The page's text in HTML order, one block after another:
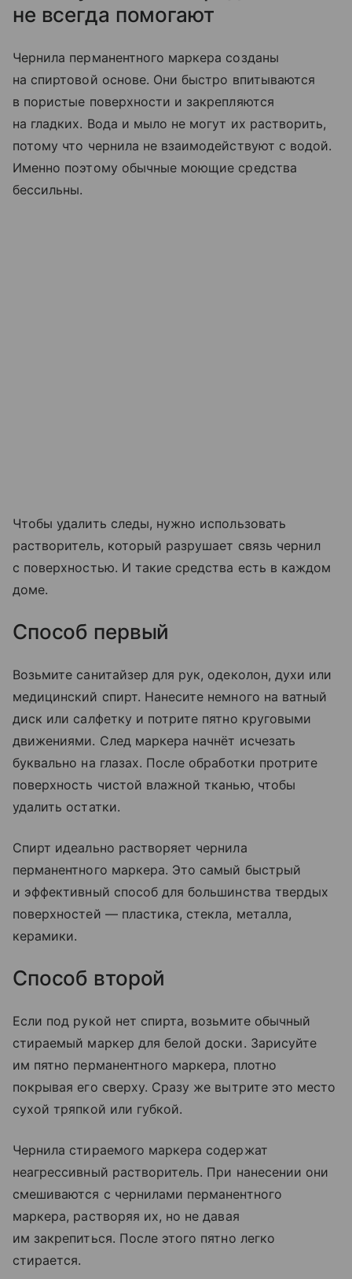
не всегда помогают
Чернила перманентного маркера созданы
на спиртовой основе. Они быстро впитываются
в пористые поверхности и закрепляются
на гладких. Вода и мыло не могут их растворить,
потому что чернила не взаимодействуют с водой.
Именно поэтому обычные моющие средства
бессильны.
Чтобы удалить следы, нужно использовать
растворитель, который разрушает связь чернил
с поверхностью. И такие средства есть в каждом
доме.
Способ первый
Возьмите санитайзер для рук, одеколон, духи или
медицинский спирт. Нанесите немного на ватный
диск или салфетку и потрите пятно круговыми
движениями. След маркера начнёт исчезать
буквально на глазах. После обработки протрите
поверхность чистой влажной тканью, чтобы
удалить остатки.
Спирт идеально растворяет чернила
перманентного маркера. Это самый быстрый
и эффективный способ для большинства твердых
поверхностей — пластика, стекла, металла,
керамики.
Способ второй
Если под рукой нет спирта, возьмите обычный
стираемый маркер для белой доски. Зарисуйте
им пятно перманентного маркера, плотно
покрывая его сверху. Сразу же вытрите это место
сухой тряпкой или губкой.
Чернила стираемого маркера содержат
неагрессивный растворитель. При нанесении они
смешиваются с чернилами перманентного
маркера, растворяя их, но не давая
им закрепиться. После этого пятно легко
стирается.